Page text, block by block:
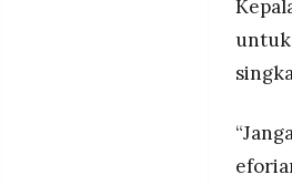
untuk